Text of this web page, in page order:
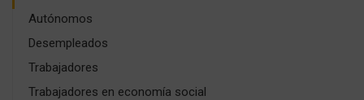
Autónomos
Desempleados
Trabajadores
Trabajadores en economía social